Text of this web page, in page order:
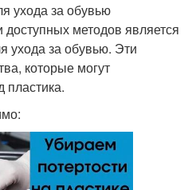
ухода за обувью
методов является
ухода за обувью. Эти
которые могут
пластика.